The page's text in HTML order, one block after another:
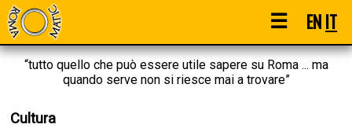
☰ ENIT
“tutto quello che può essere utile sapere su Roma ... ma
quando serve non si riesce mai a trovare”
Cultura